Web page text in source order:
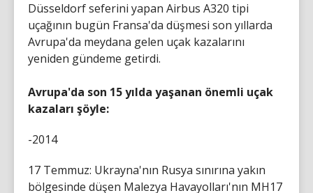
Düsseldorf seferini yapan Airbus A320 tipi
uçağının bugün Fransa'da düşmesi son yıllarda
Avrupa'da meydana gelen uçak kazalarını
yeniden gündeme getirdi.
Avrupa'da son 15 yılda yaşanan önemli uçak
kazaları şöyle:
-2014
17 Temmuz: Ukrayna'nın Rusya sınırına yakın
bölgesinde düşen Malezya Havayolları'nın MH17